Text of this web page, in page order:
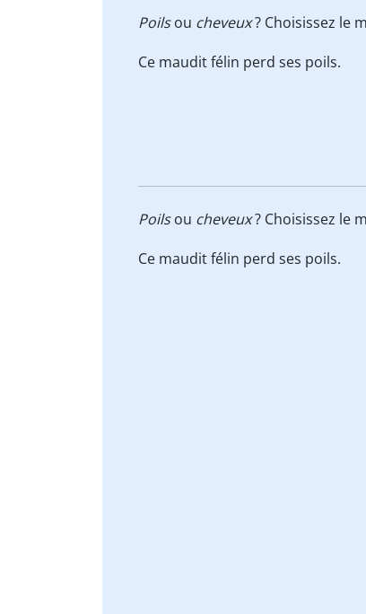
Poilsou cheveux? Choisissez le
Ce maudit félin perd ses poils.
Poilsou cheveux? Choisissez le
Ce maudit félin perd ses poils.